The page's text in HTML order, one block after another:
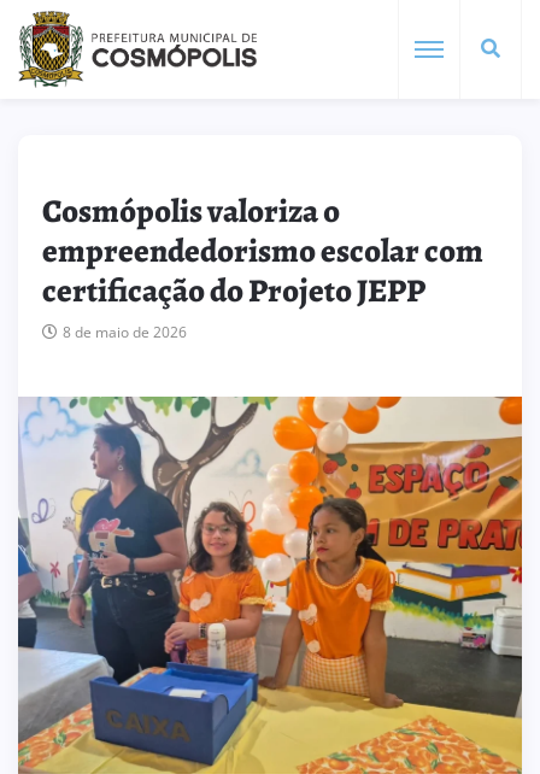
Cosmópolis valoriza o
empreendedorismo escolar com
certificação do Projeto JEPP
8 de maio de 2026